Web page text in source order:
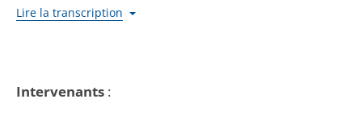
Lire la transcription
Intervenants :